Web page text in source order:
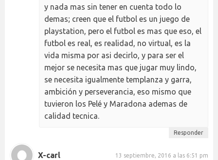
y nada mas sin tener en cuenta todo lo
demas; creen que el futbol es un juego de
playstation, pero el futbol es mas que eso, el
futbol es real, es realidad, no virtual, es la
vida misma por asi decirlo, y para ser el
mejor se necesita mas que jugar muy lindo,
se necesita igualmente templanza y garra,
ambición y perseverancia, eso mismo que
tuvieron los Pelé y Maradona ademas de
calidad tecnica.
Responder
X-carl 13 septiembre, 2016 a las 6:51 pm